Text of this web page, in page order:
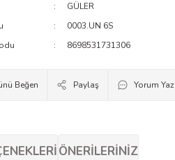
GÜLER
0003.UN 6S
8698531731306
Paylaş Yorum Yaz
ÖNERILERINIZ